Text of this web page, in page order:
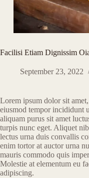
Facilisi Etiam Dignissim
September 23, 2022
Lorem ipsum dolor sit
eiusmod tempor incididunt
aliquam purus sit amet
turpis nunc eget. Aliquet
lectus urna duis convallis
enim tortor at auctor urna
mauris commodo quis
Molestie at elementum eu
adipiscing.